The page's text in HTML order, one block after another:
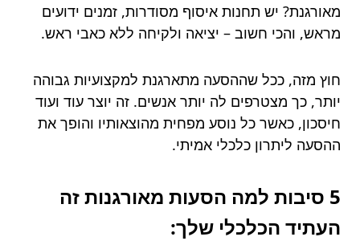
מאורגנת? יש תחנות איסוף מסודרות, זמנים ידועים
מראש, והכי חשוב – יציאה ולקיחה ללא כאבי ראש.
חוץ מזה, ככל שההסעה מתארגנת למקצועיות גבוהה
יותר, כך מצטרפים לה יותר אנשים. זה יוצר עוד ועוד
חיסכון, כאשר כל נוסע מפחית מהוצאותיו והופך את
ההסעה ליתרון כלכלי אמיתי.
5 סיבות למה הסעות מאורגנות זה
העתיד הכלכלי שלך: